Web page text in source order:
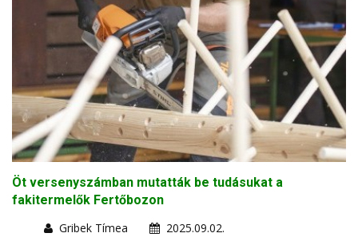
Öt versenyszámban mutatták be tudásukat a
fakitermelők Fertőbozon
Gribek Tímea
2025.09.02.